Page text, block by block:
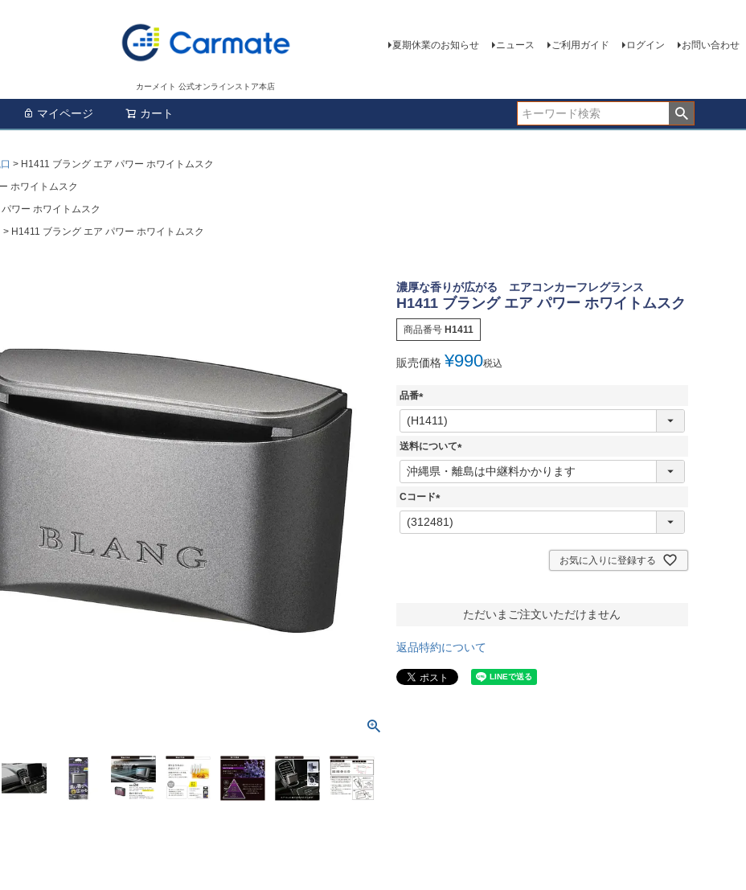
カーメイト 公式オンラインストア本店
夏期休業のお知らせ ニュース ご利用ガイド ログイン お問い合わせ
マイページ カート
H1411 ブラング エア パワー ホワイトムスク
ホワイトムスク
ワー ホワイトムスク
H1411 ブラング エア パワー ホワイトムスク
濃厚な香りが広がる エアコンカーフレグランス
H1411 ブラング エア パワー ホワイトムスク
商品番号 H1411
販売価格 ¥990税込
品番
(
必
須
送料について
(
必
Cコード
(
必
お気に入りに登録する
ただいまご注文いただけません
返品特約について